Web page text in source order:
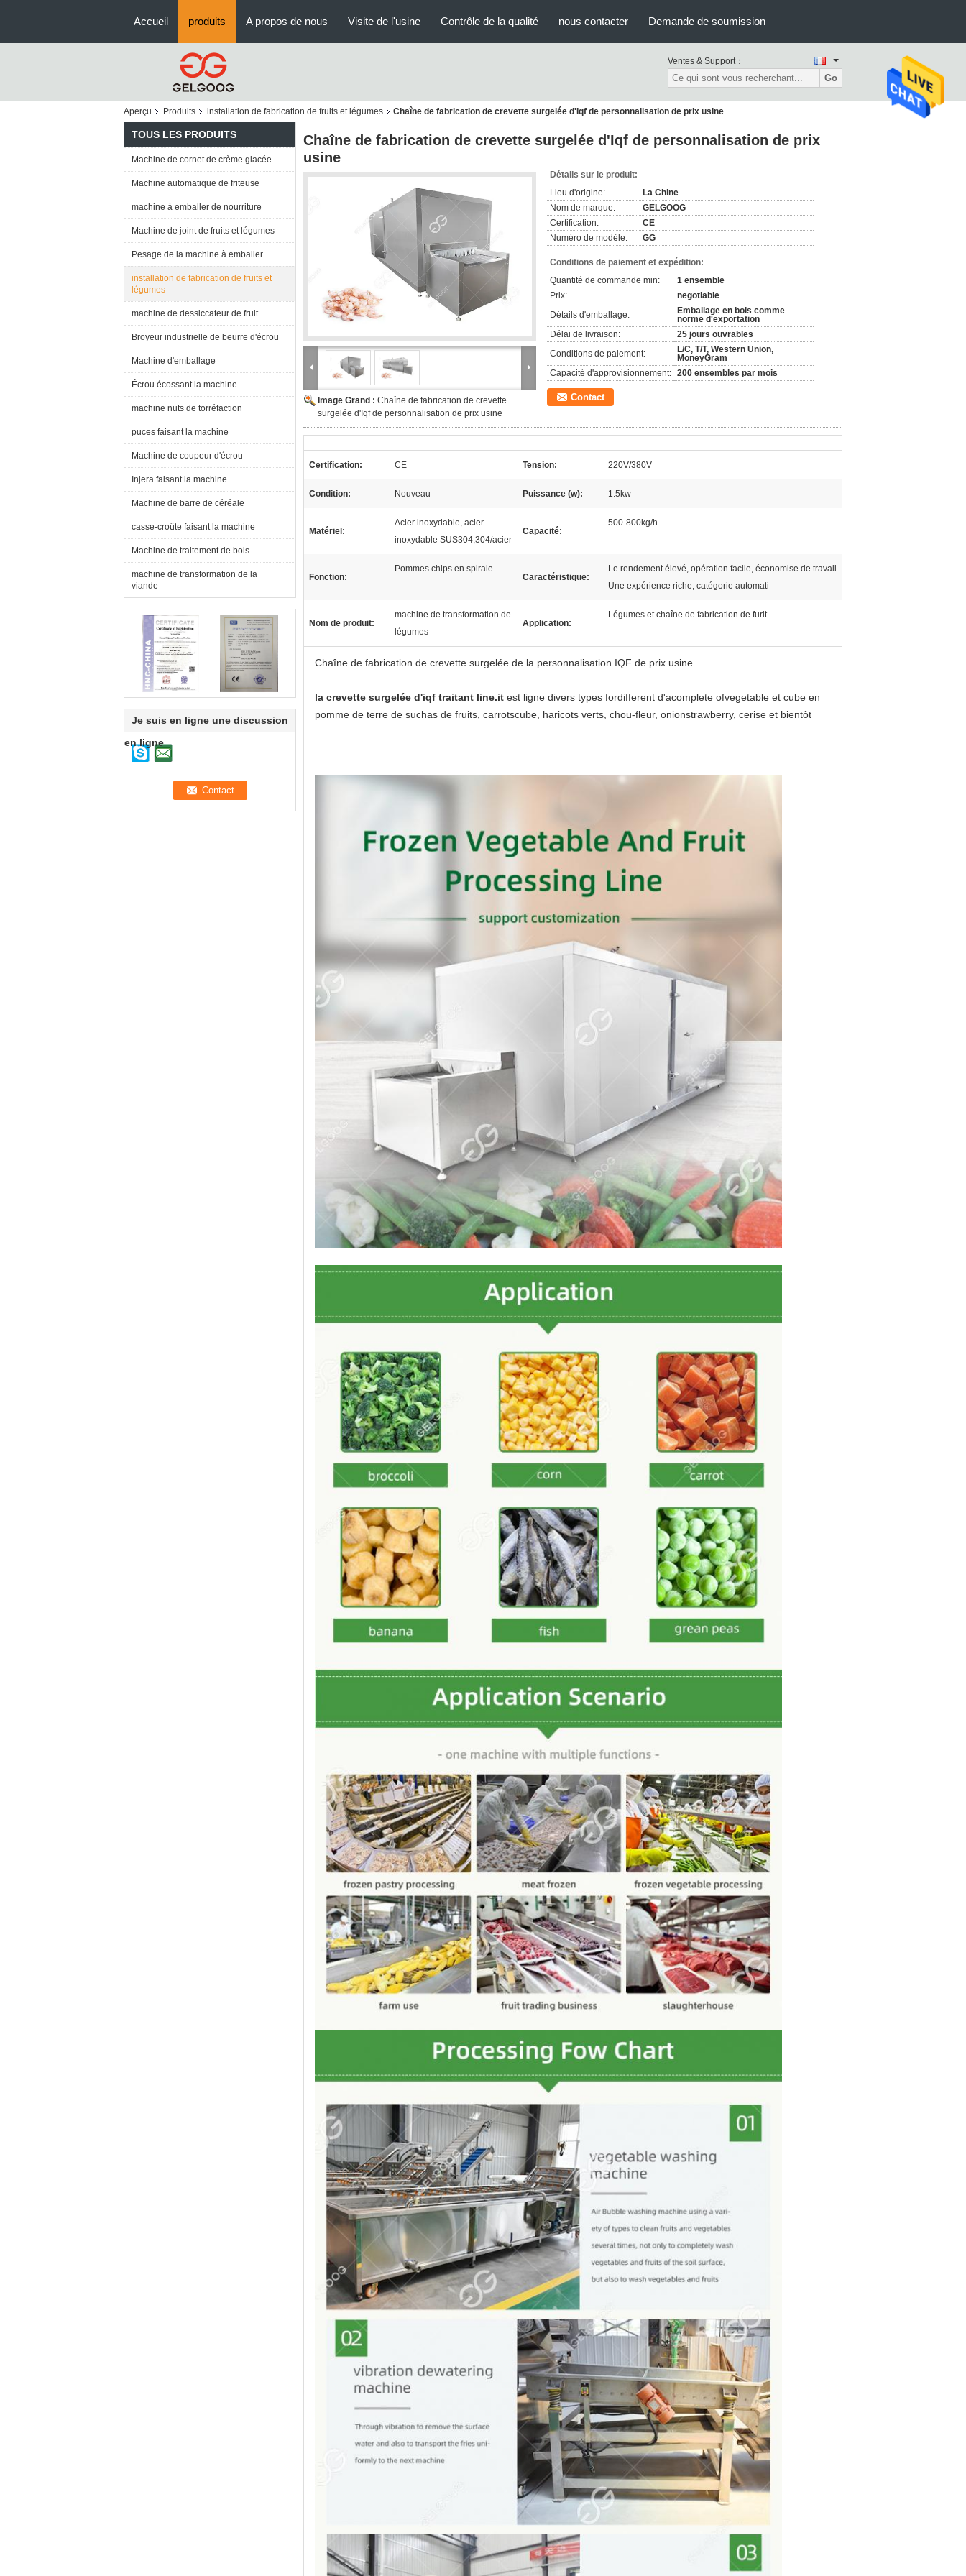
Accueil produits A propos de nous Visite de l'usine Contrôle de la qualité nous contacter Demande de soumission
Ventes & Support：
Go
Aperçu Produits installation de fabrication de fruits et légumes Chaîne de fabrication de crevette surgelée d'Iqf de personnalisation de prix usine
TOUS LES PRODUITS
Machine de cornet de crème glacée
Machine automatique de friteuse
machine à emballer de nourriture
Machine de joint de fruits et légumes
Pesage de la machine à emballer
installation de fabrication de fruits et
légumes
machine de dessiccateur de fruit
Broyeur industrielle de beurre d'écrou
Machine d'emballage
Écrou écossant la machine
machine nuts de torréfaction
puces faisant la machine
Machine de coupeur d'écrou
Injera faisant la machine
Machine de barre de céréale
casse-croûte faisant la machine
Machine de traitement de bois
machine de transformation de la
viande
Je suis en ligne une discussion
en ligne
Chaîne de fabrication de crevette surgelée d'Iqf de personnalisation de prix
usine
Image Grand : Chaîne de fabrication de crevette
surgelée d'Iqf de personnalisation de prix usine
Détails sur le produit:
Lieu d'origine:
La Chine
Nom de marque:
GELGOOG
Certification:
CE
Numéro de modèle:
GG
Conditions de paiement et expédition:
Quantité de commande min:
1 ensemble
Prix:
negotiable
Détails d'emballage:
Emballage en bois comme
norme d'exportation
Délai de livraison:
25 jours ouvrables
Conditions de paiement:
L/C, T/T, Western Union,
MoneyGram
Capacité d'approvisionnement: 200 ensembles par mois
Contact
Certification: CE Tension: 220V/380V
Condition: Nouveau Puissance (w): 1.5kw
Matériel:
Acier inoxydable, acier
inoxydable SUS304,304/acier
Capacité:
500-800kg/h
Fonction:
Pommes chips en spirale
Caractéristique:
Le rendement élevé, opération facile, économise de travail.
Une expérience riche, catégorie automati
Nom de produit:
machine de transformation de
légumes
Application:
Légumes et chaîne de fabrication de furit
Chaîne de fabrication de crevette surgelée de la personnalisation IQF de prix usine
la crevette surgelée d'iqf traitant line.it est ligne divers types fordifferent d'acomplete ofvegetable et cube en
pomme de terre de suchas de fruits, carrotscube, haricots verts, chou-fleur, onionstrawberry, cerise et bientôt